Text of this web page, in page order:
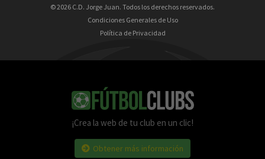
© 2026 C.D. Jorge Juan. Todos los derechos reservados.
Condiciones Generales de Uso
Política de Privacidad
¡Crea la web de tu club en un clic!
Obtener más información